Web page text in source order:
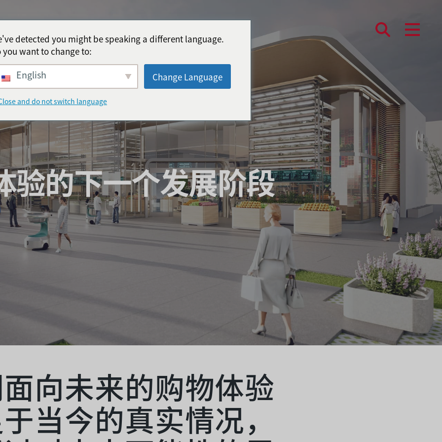
验的下一个发展阶段
向未来的购物体验
当今的真实情况，
detected you might be speaking a different language.
you want to change to:
English Change Language
and do not switch language